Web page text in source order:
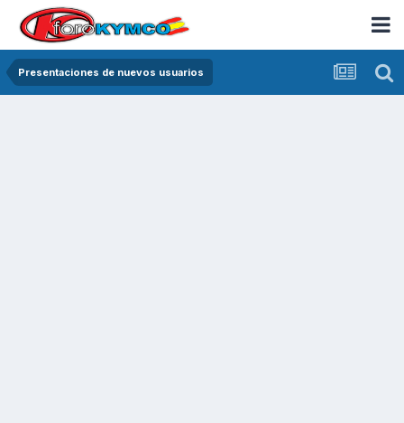
Presentaciones de nuevos usuarios